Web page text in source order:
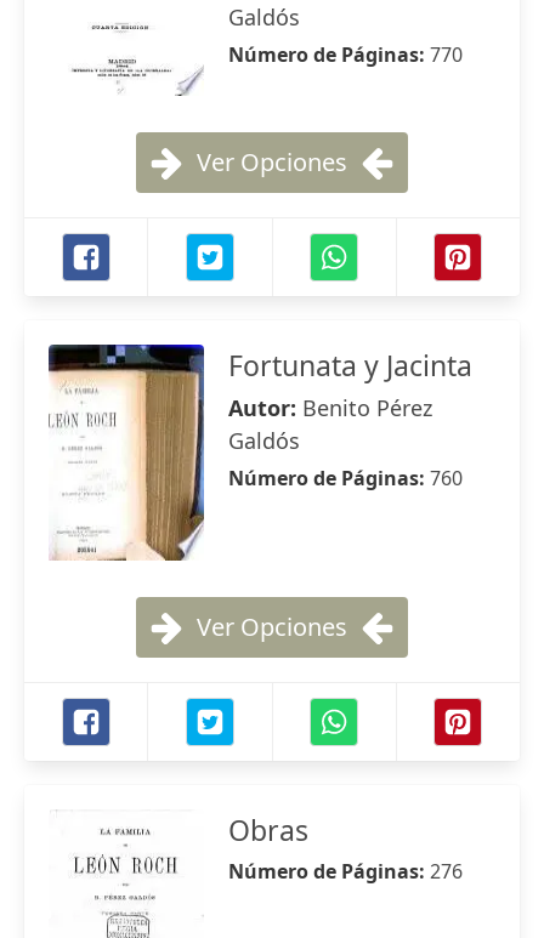
Galdós
Número de Páginas: 770
Ver Opciones
Fortunata y Jacinta
Autor: Benito Pérez
Galdós
Número de Páginas: 760
Ver Opciones
Obras
Número de Páginas: 276